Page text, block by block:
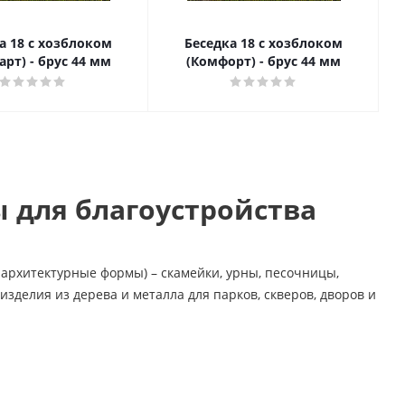
18 с хозблоком
- брус 44 мм
Беседка 18 с хозблоком
(Комфорт) - брус 44 мм
благоустройства
формы) – скамейки, урны, песочницы,
из дерева и металла для парков, скверов, дворов и